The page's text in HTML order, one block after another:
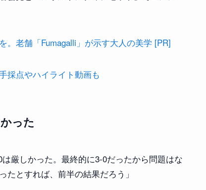
。老舗「Fumagalli」が示す大人の美学 [PR]
採点やハイライト動画も
った
厳しかった。最終的に3-0だったから問題はな
とすれば、前半の結果だろう」